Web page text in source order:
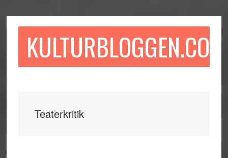
till
till
sidofältet
till
KULTURBLOGGEN.COM
Teaterkritik